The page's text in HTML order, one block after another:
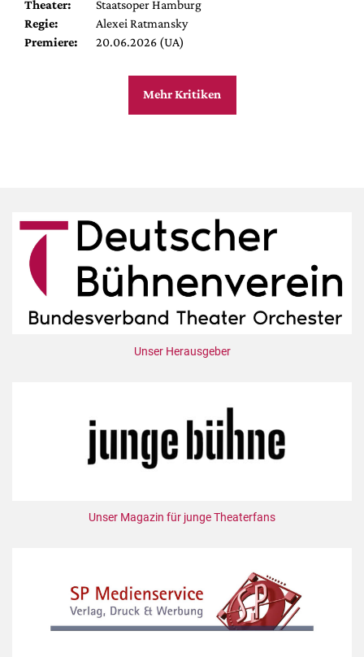
Theater:
Staatsoper Hamburg
Regie:
Alexei Ratmansky
Premiere:
20.06.2026 (UA)
Mehr Kritiken
Unser Herausgeber
Unser Magazin für junge Theaterfans